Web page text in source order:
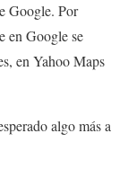
Google. Por
en Google se
en Yahoo Maps
algo más a